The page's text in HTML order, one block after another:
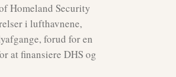
Homeland Security
i lufthavnene,
forud for en
at finansiere DHS og